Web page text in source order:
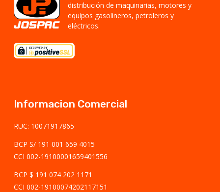
distribución de maquinarias, motores y
equipos gasolineros, petroleros y
eléctricos.
Informacion Comercial
RUC: 10071917865
BCP S/ 191 001 659 4015
CCI 002-19100001659401556
BCP $ 191 074 202 1171
CCI 002-19100074202117151